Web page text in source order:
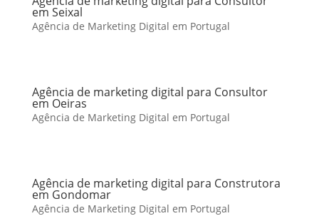
em Seixal
Agência de Marketing Digital em Portugal
Agência de marketing digital para Consultor
em Oeiras
Agência de Marketing Digital em Portugal
Agência de marketing digital para Construtora
em Gondomar
Agência de Marketing Digital em Portugal